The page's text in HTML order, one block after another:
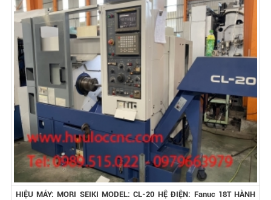
HIỆU MÁY: MORI SEIKI MODEL: CL-20 HỆ ĐIỆN: Fanuc 18T HÀNH